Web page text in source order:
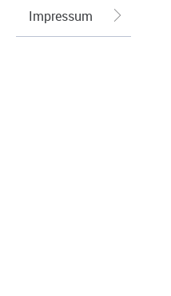
Impressum